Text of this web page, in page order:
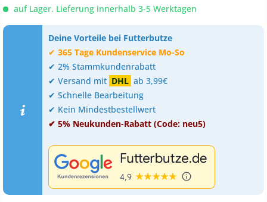
auf Lager. Lieferung innerhalb 3-5 Werktagen
Deine Vorteile bei Futterbutze
✔ 365 Tage Kundenservice Mo-So
✔ 2% Stammkundenrabatt
✔ Versand mit DHL ab 3,99€
✔ Schnelle Bearbeitung
✔ Kein Mindestbestellwert
✔ 5% Neukunden-Rabatt (Code: neu5)